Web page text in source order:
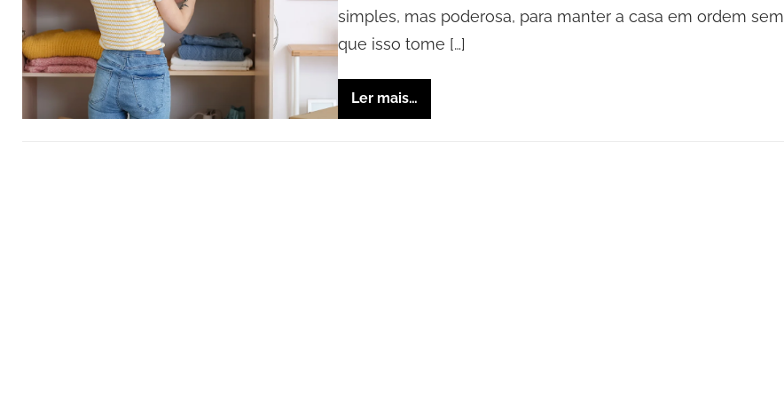
simples, mas poderosa, para manter a casa em ordem sem
que isso tome […]
Ler mais…